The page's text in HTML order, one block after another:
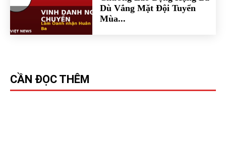
Dù Vắng Mặt Đội Tuyển
Mùa...
CẦN ĐỌC THÊM